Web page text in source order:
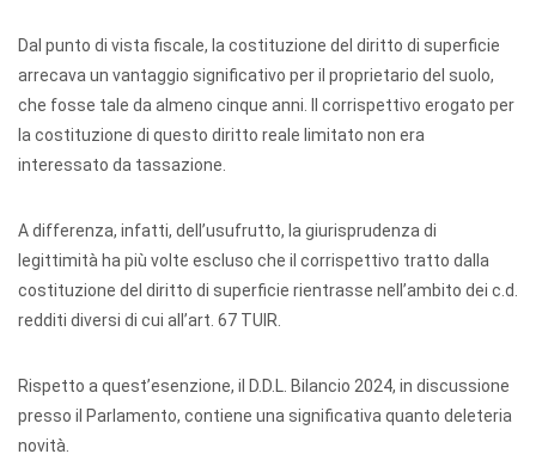
Dal punto di vista fiscale, la costituzione del diritto di superficie
arrecava un vantaggio significativo per il proprietario del suolo,
che fosse tale da almeno cinque anni. Il corrispettivo erogato per
la costituzione di questo diritto reale limitato non era
interessato da tassazione.
A differenza, infatti, dell’usufrutto, la giurisprudenza di
legittimità ha più volte escluso che il corrispettivo tratto dalla
costituzione del diritto di superficie rientrasse nell’ambito dei c.d.
redditi diversi di cui all’art. 67 TUIR.
Rispetto a quest’esenzione, il D.D.L. Bilancio 2024, in discussione
presso il Parlamento, contiene una significativa quanto deleteria
novità.